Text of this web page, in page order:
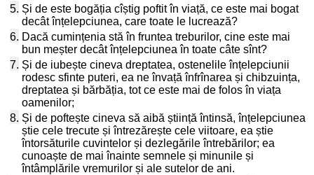
5. Și de este bogăția cîștig poftit în viață, ce este mai bogat
decât înțelepciunea, care toate le lucrează?
6. Dacă cumințenia stă în fruntea treburilor, cine este mai
bun meșter decât înțelepciunea în toate câte sînt?
7. Și de iubește cineva dreptatea, ostenelile înțelepciunii
rodesc sfinte puteri, ea ne învață înfrînarea și chibzuința,
dreptatea și bărbăția, tot ce este mai de folos în viața
oamenilor;
8. Și de poftește cineva să aibă știință întinsă, înțelepciunea
știe cele trecute și întrezărește cele viitoare, ea știe
întorsăturile cuvintelor și dezlegările întrebărilor; ea
cunoaște de mai înainte semnele și minunile și
întâmplările vremurilor și ale sutelor de ani.